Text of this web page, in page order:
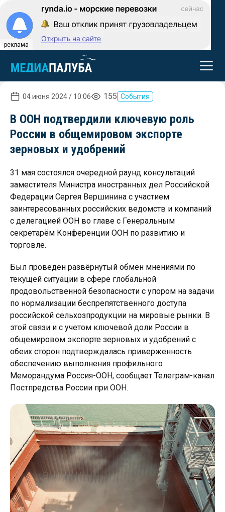
реклама
04 июня 2024 / 10:06 155 События
В ООН подтвердили ключевую роль
России в общемировом экспорте
зерновых и удобрений
31 мая состоялся очередной раунд консультаций
заместителя Министра иностранных дел Российской
Федерации Сергея Вершинина с участием
заинтересованных российских ведомств и компаний
с делегацией ООН во главе с Генеральным
секретарём Конференции ООН по развитию и
торговле.
Был проведён развёрнутый обмен мнениями по
текущей ситуации в сфере глобальной
продовольственной безопасности с упором на задачи
по нормализации беспрепятственного доступа
российской сельхозпродукции на мировые рынки. В
этой связи и с учетом ключевой доли России в
общемировом экспорте зерновых и удобрений с
обеих сторон подтверждалась приверженность
обеспечению выполнения профильного
Меморандума Россия-ООН, сообщает Телеграм-канал
Постпредства России при ООН.